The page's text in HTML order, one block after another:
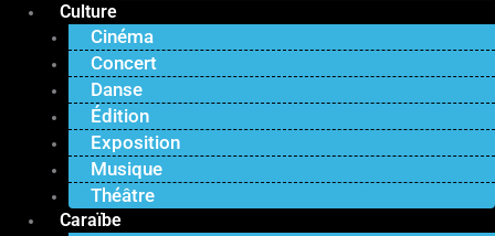
Culture
Cinéma
Concert
Danse
Édition
Exposition
Musique
Théâtre
Caraïbe